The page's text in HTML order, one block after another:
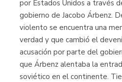
por Estados Unidos a través
gobierno de Jacobo Árbenz.
violento se encuentra una
verdad y que cambió el
acusación por parte del
que Árbenz alentaba la
soviético en el continente.